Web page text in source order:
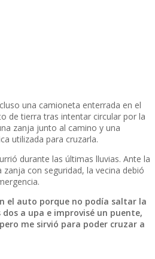
una camioneta enterrada en el
de tierra tras intentar circular por la
zanja junto al camino y una
utilizada para cruzarla.
durante las últimas lluvias. Ante la
con seguridad, la vecina debió
el auto porque no podía saltar la
a upa e improvisé un puente,
me sirvió para poder cruzar a